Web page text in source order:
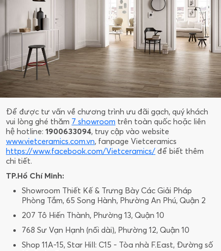
Để được tư vấn về chương trình ưu đãi gạch, quý khách
vui lòng ghé thăm 7 showroom trên toàn quốc hoặc liên
hệ hotline: 1900633094, truy cập vào website
www.vietceramics.com.vn, fanpage Vietceramics
https://www.facebook.com/Vietceramics/ để biết thêm
chi tiết.
TP.Hồ Chí Minh:
Showroom Thiết Kế & Trưng Bày Các Giải Pháp
Phòng Tắm, 65 Song Hành, Phường An Phú, Quận 2
207 Tô Hiến Thành, Phường 13, Quận 10
768 Sư Vạn Hạnh (nối dài), Phường 12, Quận 10
Shop 11A-15, Star Hill: C15 - Tòa nhà F.East, Đường số